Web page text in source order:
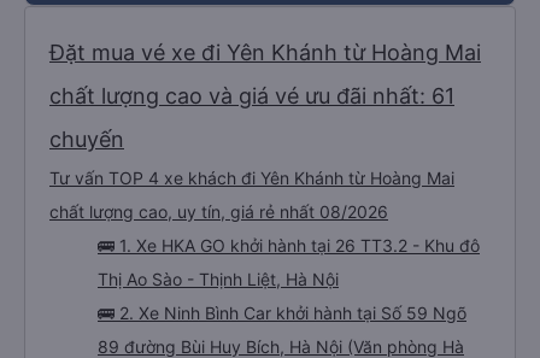
Đặt mua vé xe đi Yên Khánh từ Hoàng Mai
chất lượng cao và giá vé ưu đãi nhất: 61
chuyến
Tư vấn TOP 4 xe khách đi Yên Khánh từ Hoàng Mai
chất lượng cao, uy tín, giá rẻ nhất 08/2026
🚌 1. Xe HKA GO khởi hành tại 26 TT3.2 - Khu đô
Thị Ao Sào - Thịnh Liệt, Hà Nội
🚌 2. Xe Ninh Bình Car khởi hành tại Số 59 Ngõ
89 đường Bùi Huy Bích, Hà Nội (Văn phòng Hà